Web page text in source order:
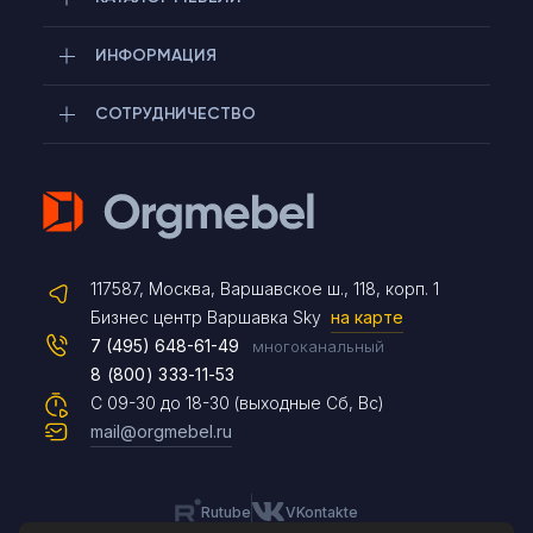
ИНФОРМАЦИЯ
СОТРУДНИЧЕСТВО
117587, Москва, Варшавское ш., 118, корп. 1
Бизнес центр Варшавка Sky на карте
С 09-30 до 18-30 (выходные Сб, Вс)
7 (495) 648-61-49 многоканальный
8 (800) 333-11-53
mail@orgmebel.ru
Rutube VKontakte
Telegram
Max
Чат на сайте
8 (495) 183-47-87